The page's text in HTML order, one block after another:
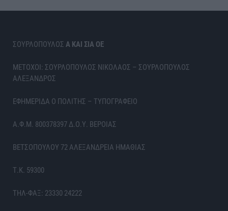
ΣΟΥΡΛΟΠΟΥΛΟΣ Α ΚΑΙ ΣΙΑ ΟΕ
ΜΕΤΟΧΟΙ: ΣΟΥΡΛΟΠΟΥΛΟΣ ΝΙΚΟΛΑΟΣ – ΣΟΥΡΛΟΠΟΥΛΟΣ
ΑΛΕΞΑΝΔΡΟΣ
ΕΦΗΜΕΡΙΔΑ Ο ΠΟΛΙΤΗΣ – ΤΥΠΟΓΡΑΦΕΙΟ
Α.Φ.Μ. 800378397 Δ.Ο.Υ. ΒΕΡΟΙΑΣ
ΒΕΤΣΟΠΟΥΛΟΥ 72 ΑΛΕΞΑΝΔΡΕΙΑ ΗΜΑΘΙΑΣ
Τ.Κ. 59300
ΤΗΛ-ΦΑΞ: 23330 24222